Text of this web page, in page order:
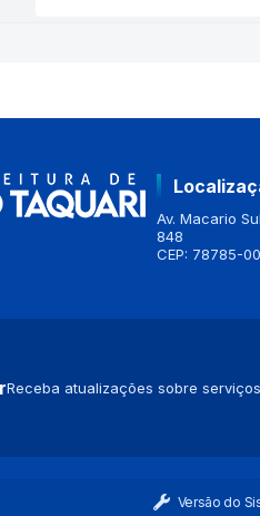
Av. Macario
848
CEP: 78785-
Receba atualizações sobre
Versão do